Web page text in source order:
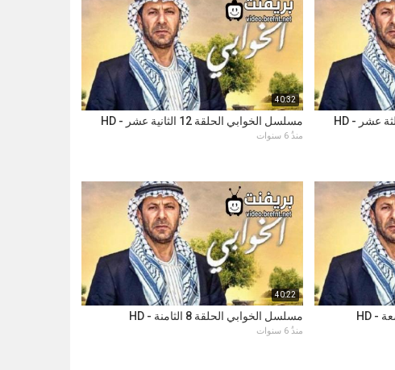
40:32
مسلسل الخوابي الحلقة 12 الثانية عشر - HD
منذُ 6 سنوات
40:22
مسلسل الخوابي الحلقة 8 الثامنة - HD
منذُ 6 سنوات